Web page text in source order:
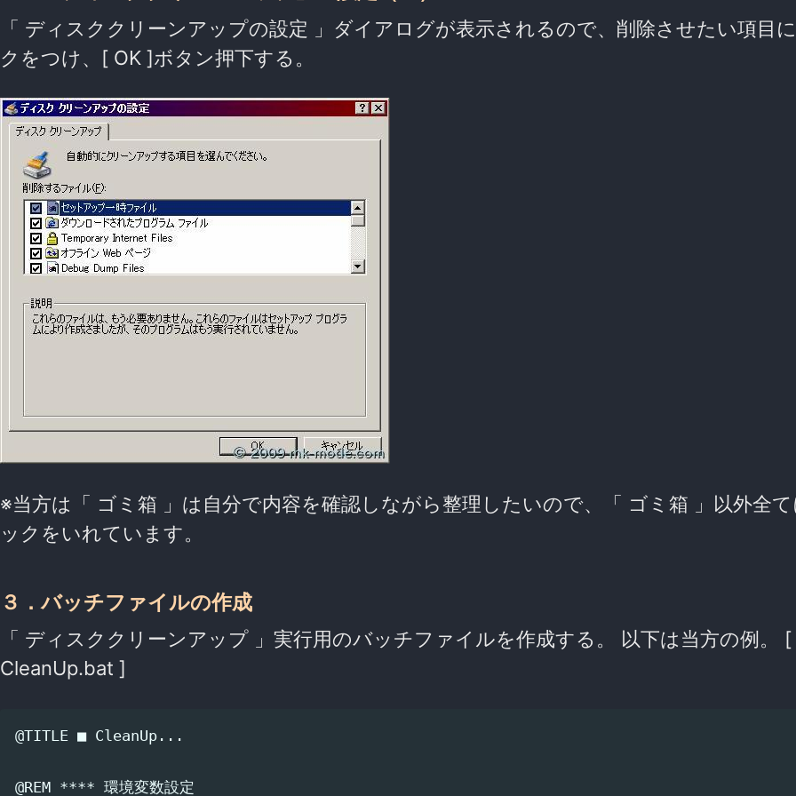
「 ディスククリーンアップの設定 」ダイアログが表示されるので、削除させたい項目
クをつけ、[ OK ]ボタン押下する。
※当方は「 ゴミ箱 」は自分で内容を確認しながら整理したいので、「 ゴミ箱 」以外全
ックをいれています。
３．バッチファイルの作成
「 ディスククリーンアップ 」実行用のバッチファイルを作成する。 以下は当方の例。 [
CleanUp.bat ]
@TITLE ■ CleanUp...
@REM **** 環境変数設定